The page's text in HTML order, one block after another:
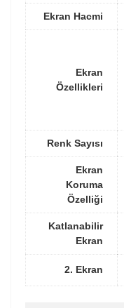
Ekran Hacmi
Ekran
Özellikleri
Renk Sayısı
Ekran
Koruma
Özelliği
Katlanabilir
Ekran
2. Ekran